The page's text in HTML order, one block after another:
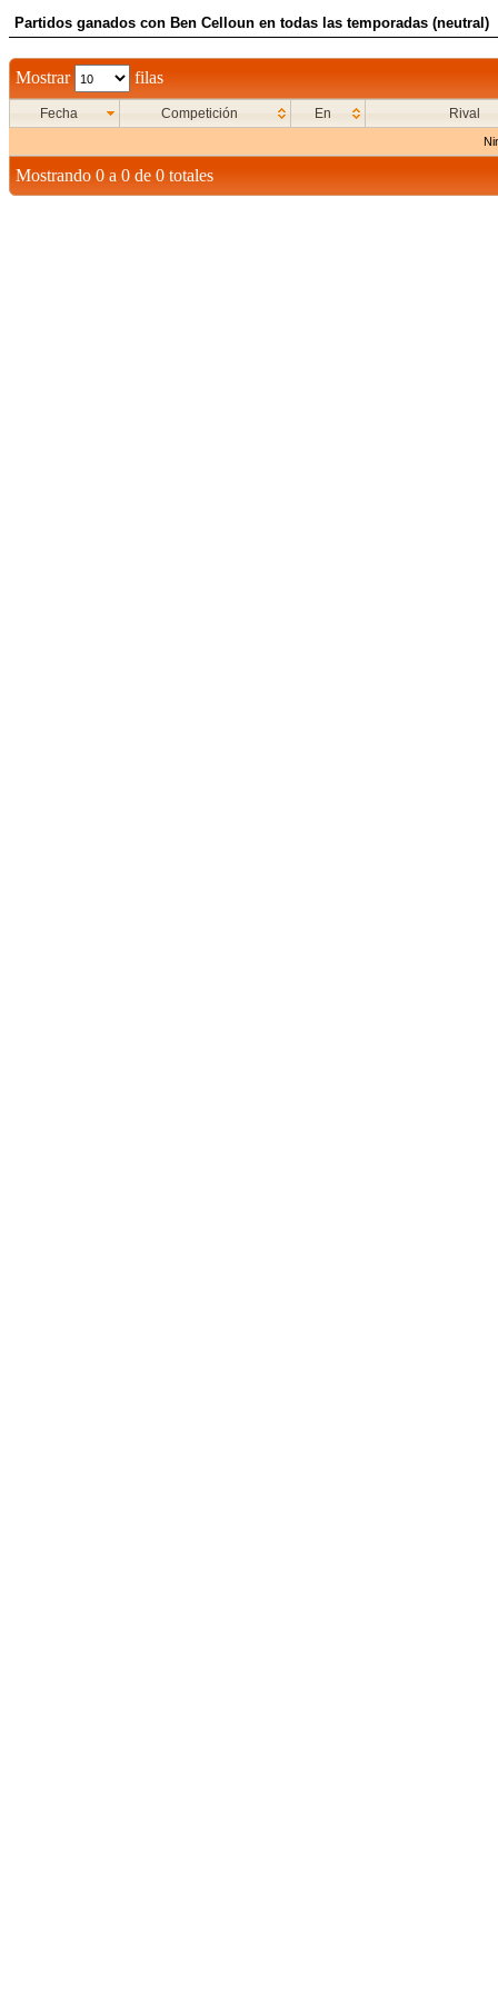
Partidos ganados con Ben Celloun en todas las temporadas (neutral)
Mostrar filas
Fecha Competición En Rival
Mostrando 0 a 0 de 0 totales